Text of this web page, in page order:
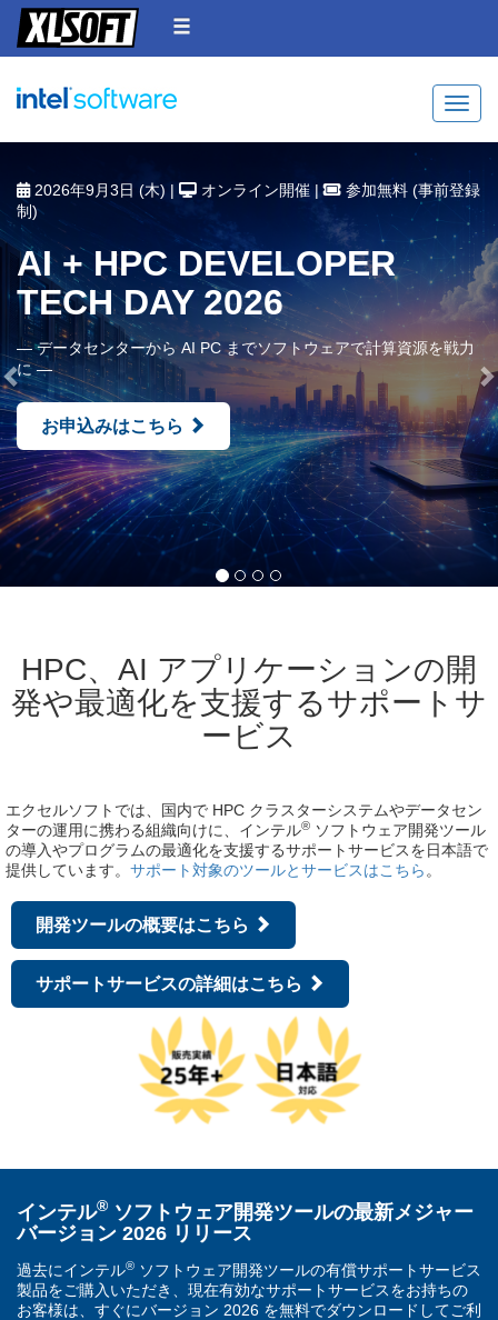
2026年9月3日 (木) | オンライン開催 |
参加無料 (事前登録
制)
AI + HPC DEVELOPER
TECH DAY 2026
― データセンターから AI PC までソフトウェアで計算資源を戦力
に ―
お申込みはこちら
HPC、AI アプリケーションの開
発や最適化を支援するサポートサ
ービス
エクセルソフトでは、国内で HPC クラスターシステムやデータセン
ターの運用に携わる組織向けに、インテル® ソフトウェア開発ツール
の導入やプログラムの最適化を支援するサポートサービスを日本語で
提供しています。 サポート対象のツールとサービスはこちら 。
開発ツールの概要はこちら
サポートサービスの詳細はこちら
インテル® ソフトウェア開発ツールの最新メジャー
バージョン 2026 リリース
過去にインテル® ソフトウェア開発ツールの有償サポートサービス
製品をご購入いただき、現在有効なサポートサービスをお持ちの
お客様は、すぐにバージョン 2026 を無料でダウンロードしてご利